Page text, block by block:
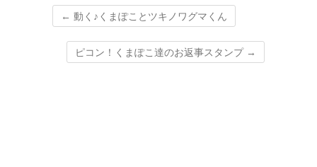
← 動く♪くまぽことツキノワグマくん
ピコン！くまぽこ達のお返事スタンプ →